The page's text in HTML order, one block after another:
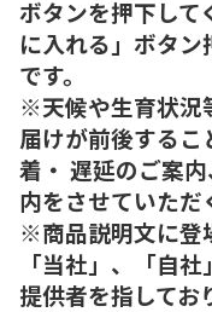
ボタンを押下して
に入れる」ボタ
です。
※天候や生育状況
届けが前後するこ
着・ 遅延のご案
内をさせていただ
※商品説明文に登
「当社」、「自
提供者を指してお